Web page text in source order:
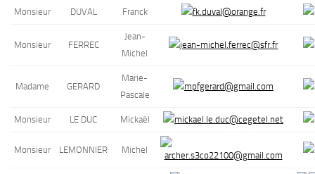
Monsieur DUVAL Franck
Monsieur FERREC
Jean-
Michel
Madame GERARD
Marie-
Pascale
Monsieur LE DUC Mickaël
Monsieur LEMONNIER Michel